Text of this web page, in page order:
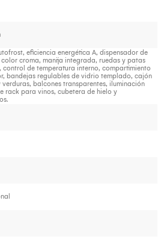
eficiencia energética A, dispensador de
color croma, manija integrada, ruedas y patas
control de temperatura interno, compartimiento
bandejas regulables de vidrio templado, cajón
verduras, balcones transparentes, iluminación
rack para vinos, cubetera de hielo y